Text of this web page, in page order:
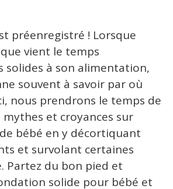
préenregistré ! Lorsque
vient le temps
solides à son alimentation,
souvent à savoir par où
nous prendrons le temps de
et croyances sur
bébé en y décortiquant
et survolant certaines
Partez du bon pied et
solide pour bébé et